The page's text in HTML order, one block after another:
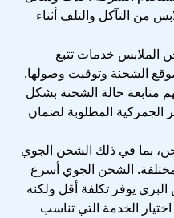
من التآكل والتلف أثناء
الملابس خدمات تتبع
الشحنة وتوقيت وصولها.
متابعة حالة الشحنة بشكل
الجمركية المطلوبة لضمان
بما في ذلك الشحن الجوي
الشحن الجوي أسرع
يوفر تكلفة أقل ولكنه
الخدمة التي تناسب